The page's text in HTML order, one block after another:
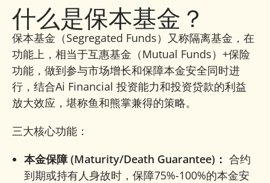
什么是保本基金？
保本基金（Segregated Funds）又称隔离基金，在
功能上，相当于互惠基金（Mutual Funds）+保险
功能，做到参与市场增长和保障本金安全同时进
行，结合Ai Financial 投资能力和投资贷款的利益
放大效应，堪称鱼和熊掌兼得的策略。
三大核心功能：
本金保障 (Maturity/Death Guarantee)： 合约
到期或持有人身故时，保障75%-100%的本金安